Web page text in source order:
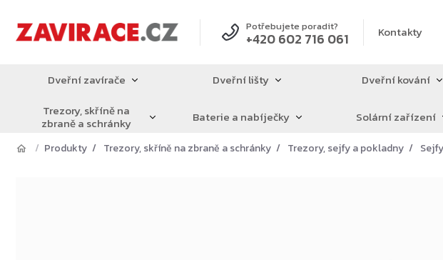
obsah
Potřebujete poradit?
+420 602 716 061 Kontakty
Dveřní zavírače Dveřní lišty Dveřní kování
Trezory, skříně na
zbraně a schránky Baterie a nabíječky Solární zařízení
Produkty Trezory, skříně na zbraně a schránky Trezory, sejfy a pokladny Sejfy